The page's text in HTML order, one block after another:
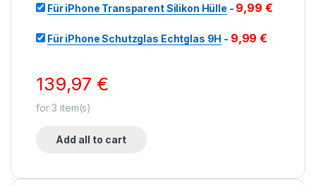
Für iPhone Transparent Silikon Hülle - 9,99 €
Für iPhone Schutzglas Echtglas 9H - 9,99€
139,97€
for3 item(s)
Add all to cart